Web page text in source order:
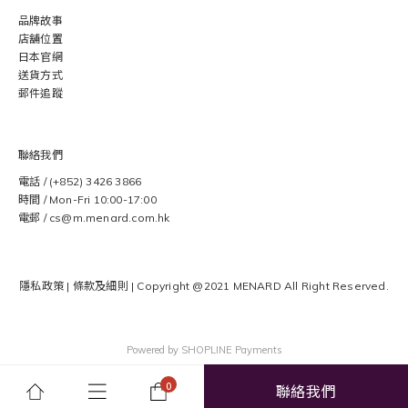
聯絡我們
品牌故事
店舖位置
日本官網
送貨方式
郵件追蹤
聯絡我們
電話 / (+852) 3426 3866
時間 / Mon-Fri 10:00-17:00
電郵 / cs@m.menard.com.hk
隱私政策 | 條款及細則 | Copyright @2021 MENARD All Right Reserved.
Powered by SHOPLINE Payments